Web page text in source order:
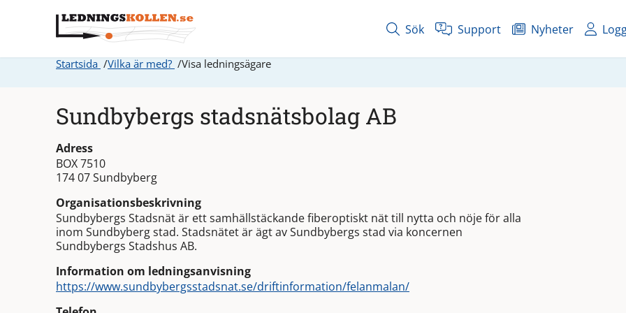
Sök Support Nyheter
Startsida Vilka är med? Visa ledningsägare
Sundbybergs stadsnätsbolag AB
Adress
BOX 7510
174 07 Sundbyberg
Organisationsbeskrivning
Sundbybergs Stadsnät är ett samhällstäckande fiberoptiskt nät till nytta och nöje för alla
inom Sundbyberg stad. Stadsnätet är ägt av Sundbybergs stad via koncernen
Sundbybergs Stadshus AB.
Information om ledningsanvisning
https://www.sundbybergsstadsnat.se/driftinformation/felanmalan/